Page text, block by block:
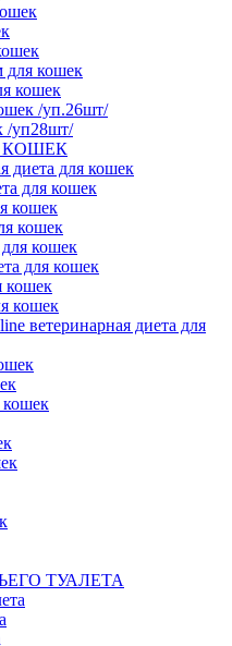
кошек
кошек
/уп.26шт/
/уп28шт/
КОШЕК
диета для кошек
для кошек
кошек
кошек
кошек
для кошек
кошек
кошек
ветеринарная диета для
кошек
ТУАЛЕТА